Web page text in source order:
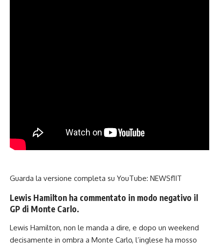
Guarda la versione completa su YouTube: NEWSf1IT
Lewis Hamilton ha commentato in modo negativo il
GP di Monte Carlo.
Lewis Hamilton, non le manda a dire, e dopo un weekend
decisamente in ombra a Monte Carlo, l’inglese ha mosso